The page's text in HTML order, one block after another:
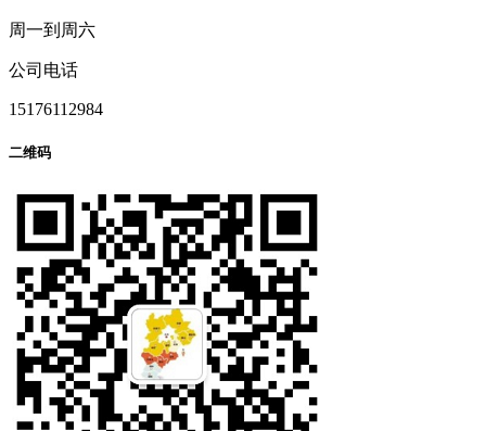
周一到周六
公司电话
15176112984
二维码